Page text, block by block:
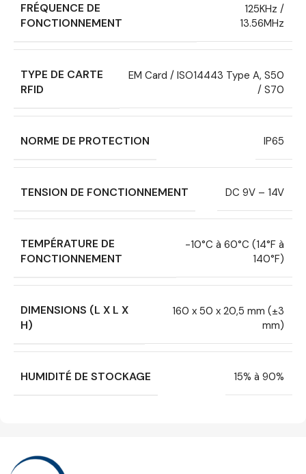
FRÉQUENCE DE
FONCTIONNEMENT
125KHz /
13.56MHz
TYPE DE CARTE
RFID
EM Card / ISO14443 Type A, S50
/ S70
NORME DE PROTECTION IP65
TENSION DE FONCTIONNEMENT DC 9V – 14V
TEMPÉRATURE DE
FONCTIONNEMENT
-10°C à 60°C (14°F à
140°F)
DIMENSIONS (L X L X
H)
160 x 50 x 20,5 mm (±3
mm)
HUMIDITÉ DE STOCKAGE 15% à 90%